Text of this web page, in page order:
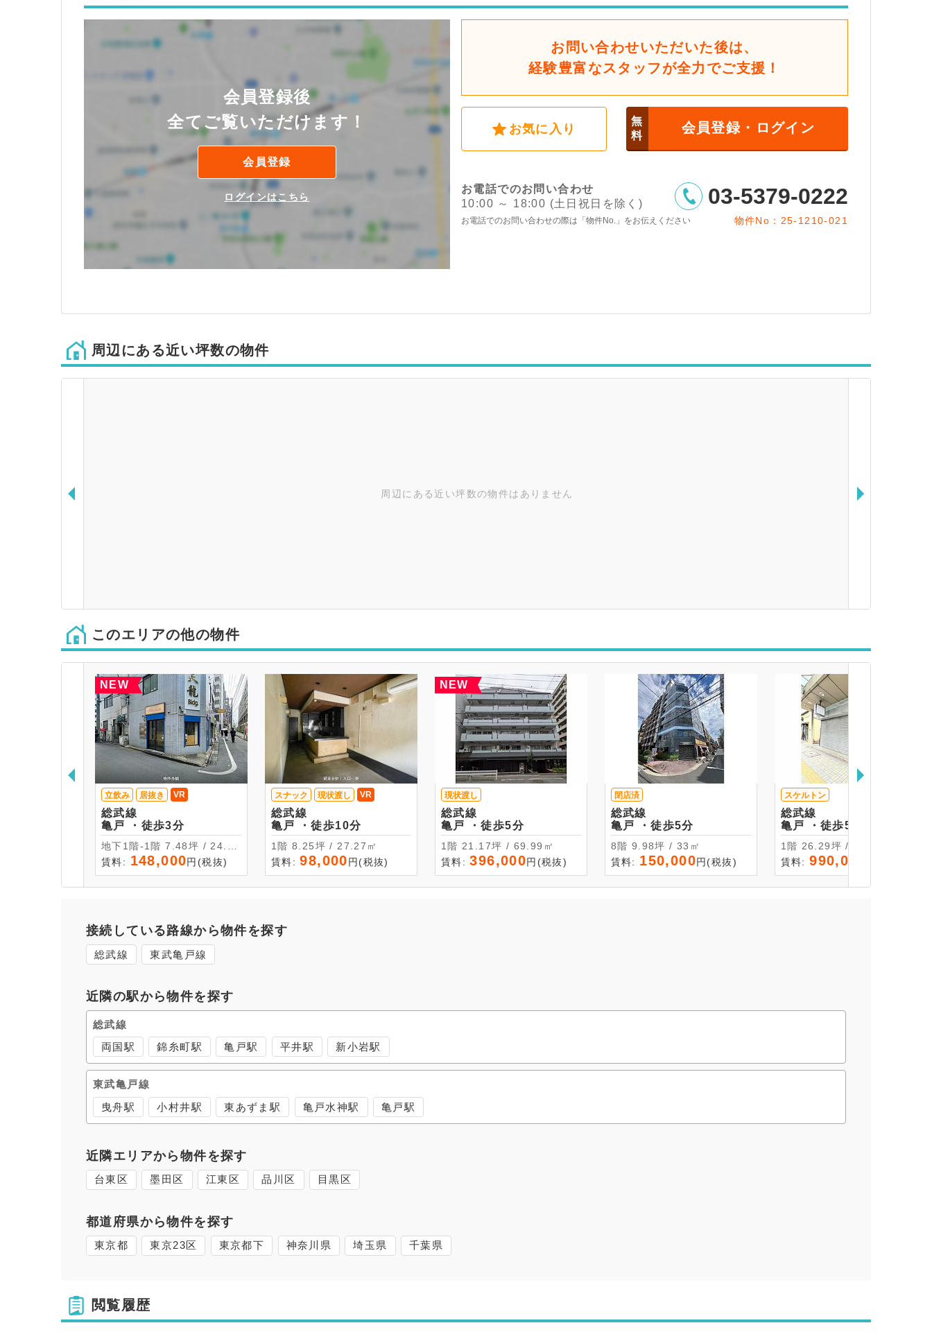
会員登録後
全てご覧いただけます！
会員登録
ログインはこちら
お問い合わせいただいた後は、
経験豊富なスタッフが全力でご支援！
お気に入り
無
料
会員登録・ログイン
お電話でのお問い合わせ
10:00 ～ 18:00 (土日祝日を除く)
03-5379-0222
お電話でのお問い合わせの際は「物件No.」をお伝えください 物件No：25-1210-021
周辺にある近い坪数の物件
周辺にある近い坪数の物件はありません
このエリアの他の物件
NEW
立飲み 居抜き VR
総武線
亀戸 ・徒歩3分
地下1階-1階 7.48坪 / 24.74
㎡
賃料: 148,000円(税抜)
スナック 現状渡し VR
総武線
亀戸 ・徒歩10分
1階 8.25坪 / 27.27㎡
賃料:98,000円(税抜)
NEW
現状渡し
総武線
亀戸 ・徒歩5分
1階 21.17坪 / 69.99㎡
賃料:396,000円(税抜)
閉店済
総武線
亀戸 ・徒歩5分
8階 9.98坪 / 33㎡
賃料: 150,000円(税抜)
スケルトン
総武線
亀戸 ・徒歩5分
1階 26.29坪 / 86.92㎡
賃料:990,000
接続している路線から物件を探す
総武線 東武亀戸線
近隣の駅から物件を探す
総武線
両国駅 錦糸町駅 亀戸駅 平井駅 新小岩駅
東武亀戸線
曳舟駅 小村井駅 東あずま駅 亀戸水神駅 亀戸駅
近隣エリアから物件を探す
台東区 墨田区 江東区 品川区 目黒区
都道府県から物件を探す
東京都 東京23区 東京都下 神奈川県 埼玉県 千葉県
閲覧履歴